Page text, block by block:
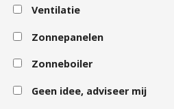
Ventilatie
Zonnepanelen
Zonneboiler
Geen idee, adviseer mij